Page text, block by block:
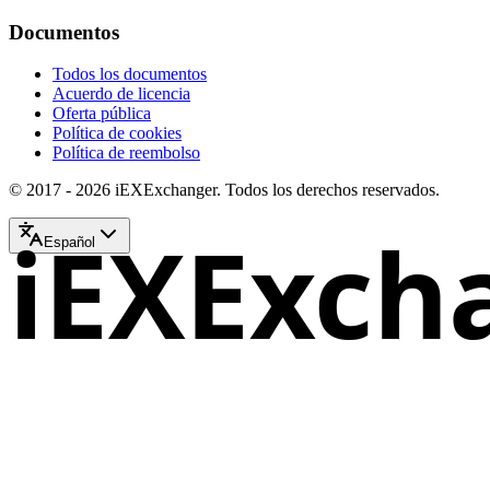
Documentos
Todos los documentos
Acuerdo de licencia
Oferta pública
Política de cookies
Política de reembolso
© 2017 - 2026 iEXExchanger. Todos los derechos reservados.
Español